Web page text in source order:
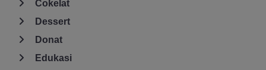
Cokelat
Dessert
Donat
Edukasi